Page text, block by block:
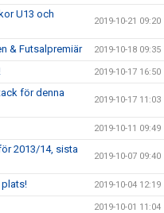
U13 och
2019-10-21 09:20
& Futsalpremiär 2019-10-18 09:35
2019-10-17 16:50
för denna
2019-10-17 11:03
2019-10-11 09:49
2013/14, sista
2019-10-07 09:40
plats! 2019-10-04 12:19
2019-10-01 11:04